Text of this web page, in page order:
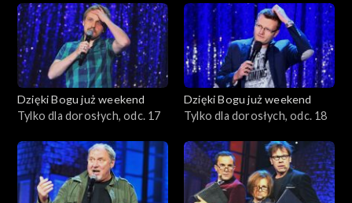
Dzięki Bogu już weekend
Tylko dla dorosłych, odc. 17
Dzięki Bogu już weekend
Tylko dla dorosłych, odc. 18